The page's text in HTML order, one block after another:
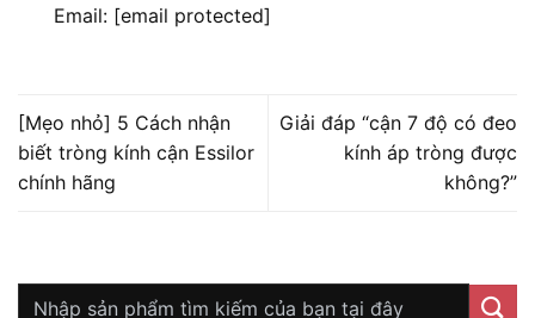
Email: [email protected]
[Mẹo nhỏ] 5 Cách nhận
biết tròng kính cận Essilor
chính hãng
Giải đáp “cận 7 độ có đeo
kính áp tròng được
không?”